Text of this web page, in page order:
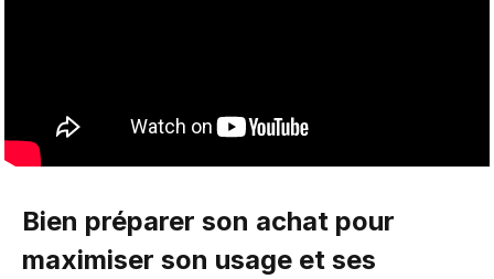
Bien préparer son achat pour
maximiser son usage et ses